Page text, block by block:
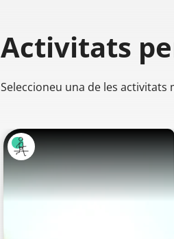
Activitats
Seleccioneu una de les